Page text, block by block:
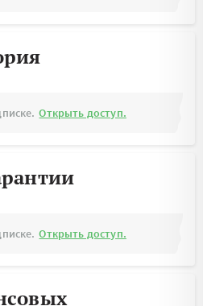
Открыть доступ.
Открыть доступ.